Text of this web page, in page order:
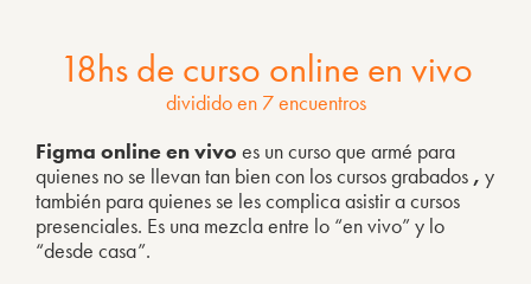
18hs de curso online en vivo
dividido en 7 encuentros
Figma online en vivo es un curso que armé para
quienes no se llevan tan bien con los cursos grabados , y
también para quienes se les complica asistir a cursos
presenciales. Es una mezcla entre lo “en vivo” y lo
“desde casa”.